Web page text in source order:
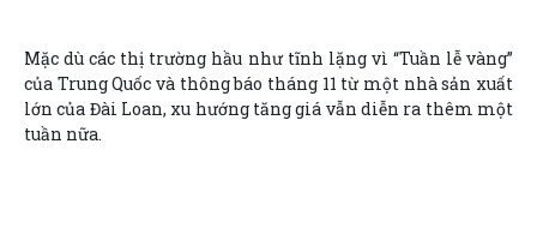
Mặc dù các thị trường hầu như tĩnh lặng vì “Tuần lễ vàng”
của Trung Quốc và thông báo tháng 11 từ một nhà sản xuất
lớn của Đài Loan, xu hướng tăng giá vẫn diễn ra thêm một
tuần nữa.